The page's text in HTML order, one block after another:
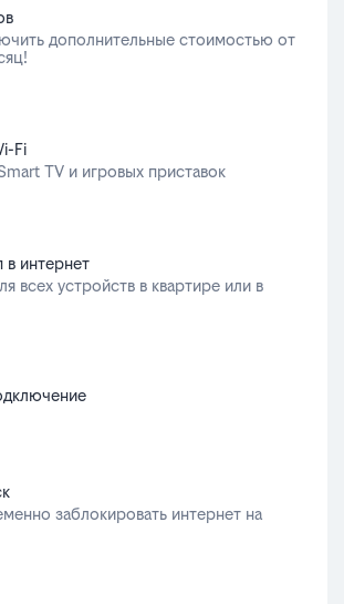
дополнительные стоимостью от
Fi
TV и игровых приставок
в интернет
всех устройств в квартире или в
заблокировать интернет на